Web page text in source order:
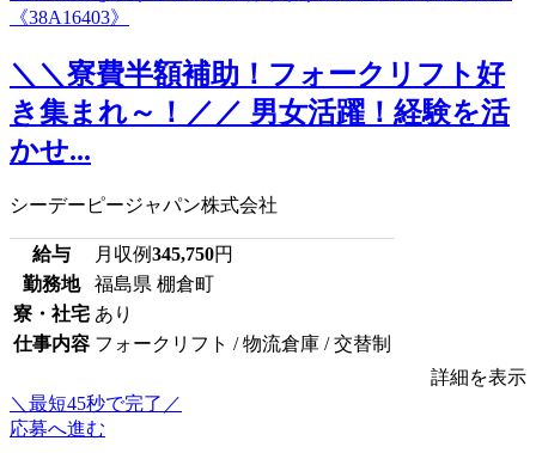
＼＼寮費半額補助！フォークリフト好
き集まれ～！／／ 男女活躍！経験を活
かせ...
シーデーピージャパン株式会社
給与 月収例345,750円
勤務地
福島県 棚倉町
寮・社宅 あり
仕事内容 フォークリフト / 物流倉庫 / 交替制
詳細を表示
＼最短45秒で完了／
応募へ進む